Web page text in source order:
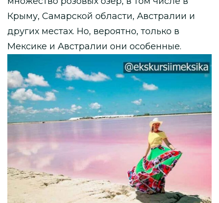
Крыму, Самарской области, Австралии и
других местах. Но, вероятно, только в
Мексике и Австралии они особенные.